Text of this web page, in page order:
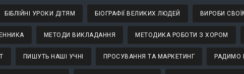
БІБЛІЙНІ УРОКИ ДІТЯМ БІОГРАФІЇ ВЕЛИКИХ ЛЮДЕЙ ВИРОБИ
МЕТОДИ ВИКЛАДАННЯ МЕТОДИКА РОБОТИ З ХОРОМ
ПИШУТЬ НАШІ УЧНІ ПРОСУВАННЯ ТА МАРКЕТИНГ РАДИМО